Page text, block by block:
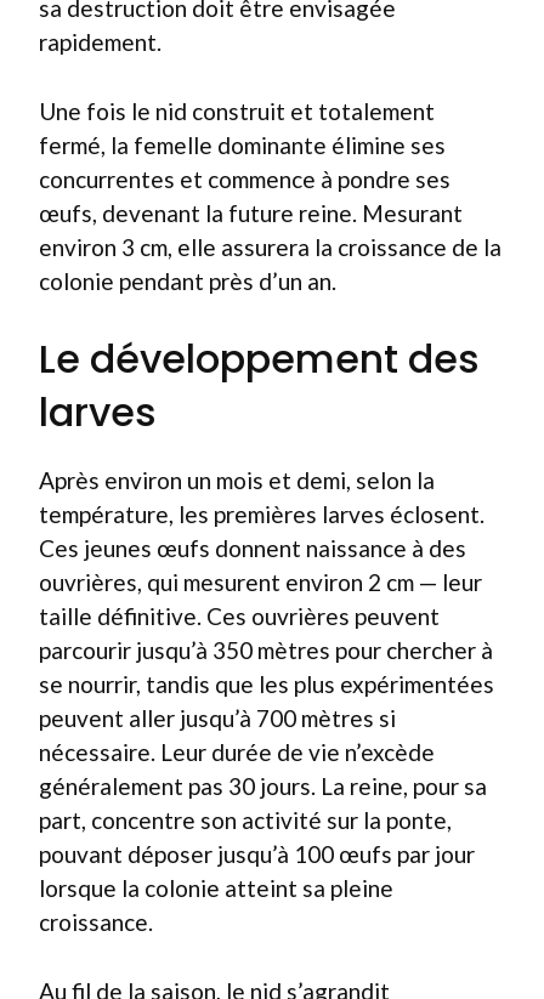
sa destruction doit être envisagée
rapidement.
Une fois le nid construit et totalement
fermé, la femelle dominante élimine ses
concurrentes et commence à pondre ses
œufs, devenant la future reine. Mesurant
environ 3 cm, elle assurera la croissance de la
colonie pendant près d’un an.
Le développement des
larves
Après environ un mois et demi, selon la
température, les premières larves éclosent.
Ces jeunes œufs donnent naissance à des
ouvrières, qui mesurent environ 2 cm — leur
taille définitive. Ces ouvrières peuvent
parcourir jusqu’à 350 mètres pour chercher à
se nourrir, tandis que les plus expérimentées
peuvent aller jusqu’à 700 mètres si
nécessaire. Leur durée de vie n’excède
généralement pas 30 jours. La reine, pour sa
part, concentre son activité sur la ponte,
pouvant déposer jusqu’à 100 œufs par jour
lorsque la colonie atteint sa pleine
croissance.
Au fil de la saison, le nid s’agrandit